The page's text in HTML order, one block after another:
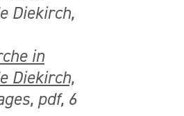
Diekirch,
in
Diekirch,
pdf, 6